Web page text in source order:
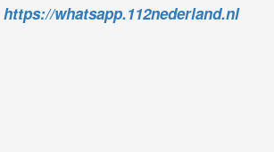
https://whatsapp.112nederland.nl